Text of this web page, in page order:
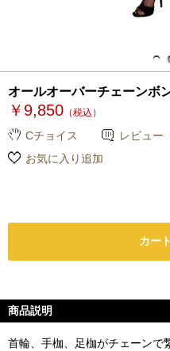
オールオーバーチェーンボ
￥9,850 （税込）
Cチョイス
レビュー
お気に入り追加
商品説明
首輪、手枷、足枷がチェーンで